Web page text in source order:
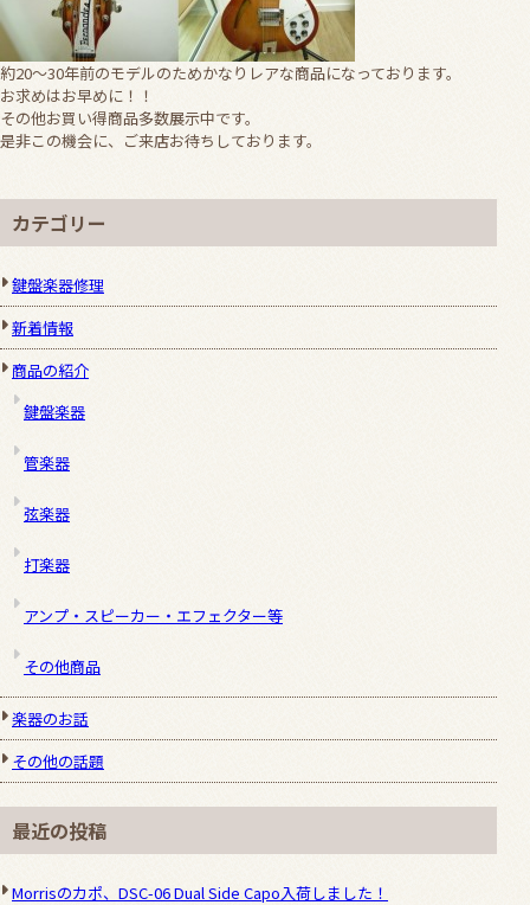
約20～30年前のモデルのためかなりレアな商品になっております。
お求めはお早めに！！
その他お買い得商品多数展示中です。
是非この機会に、ご来店お待ちしております。
カテゴリー
鍵盤楽器修理
新着情報
商品の紹介
鍵盤楽器
管楽器
弦楽器
打楽器
アンプ・スピーカー・エフェクター等
その他商品
楽器のお話
その他の話題
最近の投稿
Morrisのカポ、DSC-06 Dual Side Capo入荷しました！